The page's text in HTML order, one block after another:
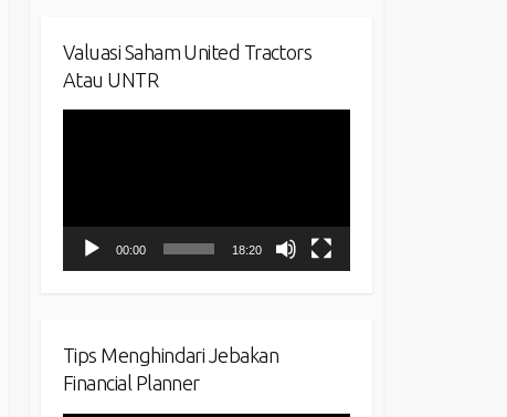
Valuasi Saham United Tractors
Atau UNTR
00:00 18:20
Tips Menghindari Jebakan
Financial Planner